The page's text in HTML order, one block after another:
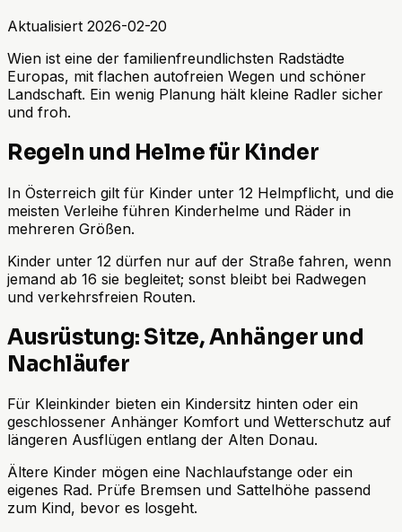
Aktualisiert 2026-02-20
Wien ist eine der familienfreundlichsten Radstädte
Europas, mit flachen autofreien Wegen und schöner
Landschaft. Ein wenig Planung hält kleine Radler sicher
und froh.
Regeln und Helme für Kinder
In Österreich gilt für Kinder unter 12 Helmpflicht, und die
meisten Verleihe führen Kinderhelme und Räder in
mehreren Größen.
Kinder unter 12 dürfen nur auf der Straße fahren, wenn
jemand ab 16 sie begleitet; sonst bleibt bei Radwegen
und verkehrsfreien Routen.
Ausrüstung: Sitze, Anhänger und
Nachläufer
Für Kleinkinder bieten ein Kindersitz hinten oder ein
geschlossener Anhänger Komfort und Wetterschutz auf
längeren Ausflügen entlang der Alten Donau.
Ältere Kinder mögen eine Nachlaufstange oder ein
eigenes Rad. Prüfe Bremsen und Sattelhöhe passend
zum Kind, bevor es losgeht.